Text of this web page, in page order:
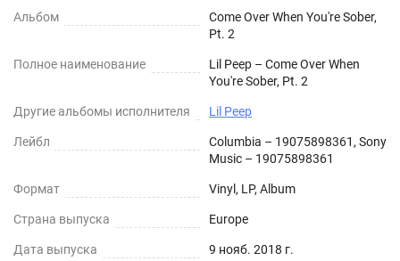
Альбом
Come Over When You're Sober,
Pt. 2
Полное наименование
Lil Peep – Come Over When
You're Sober, Pt. 2
Другие альбомы исполнителя Lil Peep
Лейбл
Columbia – 19075898361, Sony
Music – 19075898361
Формат Vinyl, LP, Album
Страна выпуска Europe
Дата выпуска 9 нояб. 2018 г.